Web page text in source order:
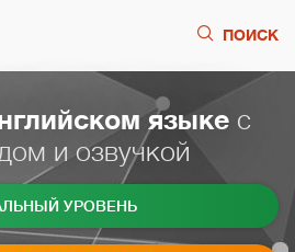
ПОИСК
языке с
и озвучкой
УРОВЕНЬ